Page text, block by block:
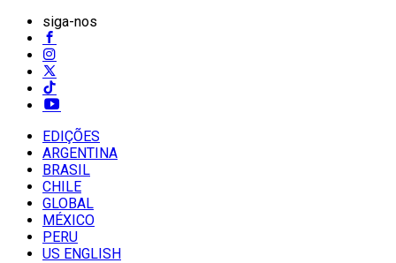
siga-nos
EDIÇÕES
ARGENTINA
BRASIL
CHILE
GLOBAL
MÉXICO
PERU
US ENGLISH